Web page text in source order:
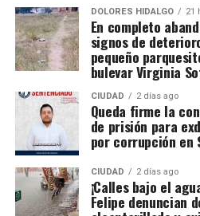
DOLORES HIDALGO 21
En completo
signos de
pequeño
bulevar Virginia
CIUDAD 2 días ago
Queda firme la
de prisión para
por corrupción en
CIUDAD 2 días ago
¡Calles bajo el
Felipe denuncian